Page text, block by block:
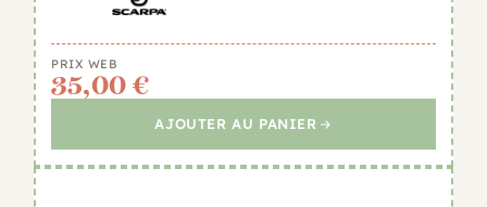
PRIX WEB
35,00 €
AJOUTER AU PANIER